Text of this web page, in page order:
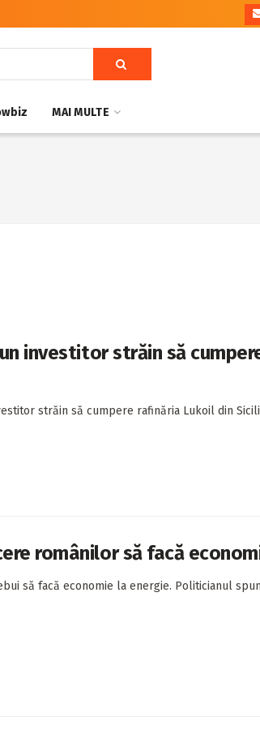
MAI MULTE
investitor străin să
străin să cumpere rafinăria Lukoil din
românilor să facă
să facă economie la energie. Politicianul